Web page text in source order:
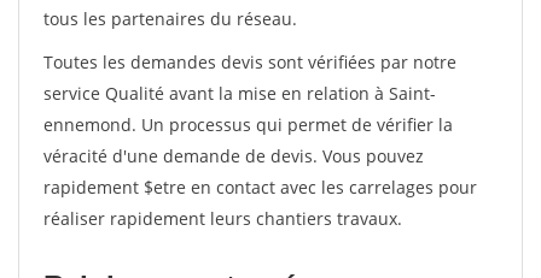
tous les partenaires du réseau.
Toutes les demandes devis sont vérifiées par notre
service Qualité avant la mise en relation à Saint-
ennemond. Un processus qui permet de vérifier la
véracité d'une demande de devis. Vous pouvez
rapidement $etre en contact avec les carrelages pour
réaliser rapidement leurs chantiers travaux.